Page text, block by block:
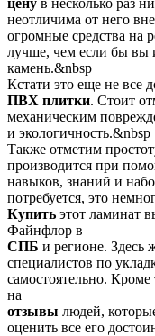
неотличима от него
огромные средства на
лучше, чем если бы вы
камень.&nbsp
Кстати это еще не все
ПВХ плитки. Стоит
механическим
и экологичность.&nbsp
Также отметим
производится при
навыков, знаний и
потребуется, это
Купить этот ламинат
Файнфлор в
СПБ и регионе. Здесь
специалистов по
самостоятельно.
на
отзывы людей,
оценить все его